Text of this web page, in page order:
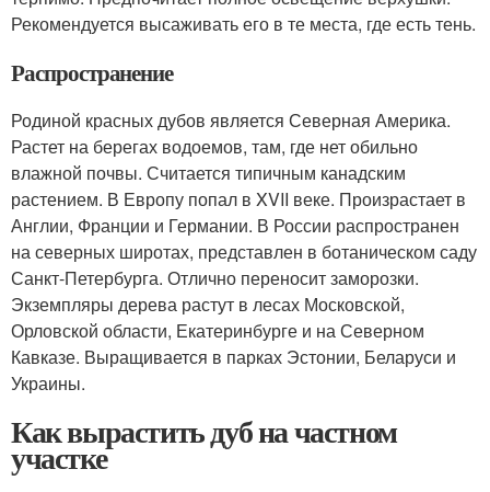
Рекомендуется высаживать его в те места, где есть тень.
Распространение
Родиной красных дубов является Северная Америка.
Растет на берегах водоемов, там, где нет обильно
влажной почвы. Считается типичным канадским
растением. В Европу попал в XVII веке. Произрастает в
Англии, Франции и Германии. В России распространен
на северных широтах, представлен в ботаническом саду
Санкт-Петербурга. Отлично переносит заморозки.
Экземпляры дерева растут в лесах Московской,
Орловской области, Екатеринбурге и на Северном
Кавказе. Выращивается в парках Эстонии, Беларуси и
Украины.
Как вырастить дуб на частном
участке